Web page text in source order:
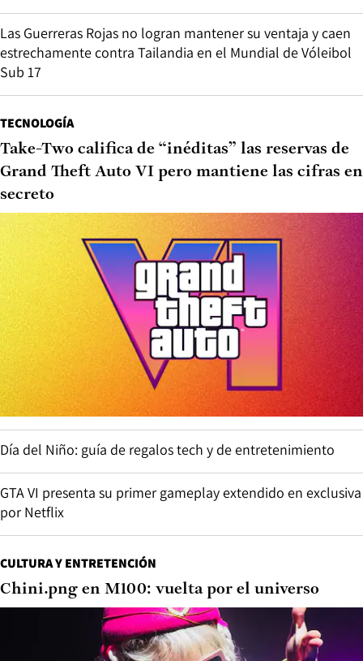
Las Guerreras Rojas no logran mantener su ventaja y caen
estrechamente contra Tailandia en el Mundial de Vóleibol
Sub 17
TECNOLOGÍA
Take-Two califica de “inéditas” las reservas de
Grand Theft Auto VI pero mantiene las cifras en
secreto
Día del Niño: guía de regalos tech y de entretenimiento
GTA VI presenta su primer gameplay extendido en exclusiva
por Netflix
CULTURA Y ENTRETENCIÓN
Chini.png en M100: vuelta por el universo